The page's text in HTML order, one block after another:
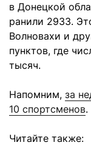
в Донецкой
ранили 2933.
Волновахи и
пунктов, где
тысяч.
Напомним, за
10 спортсменов.
Читайте также: